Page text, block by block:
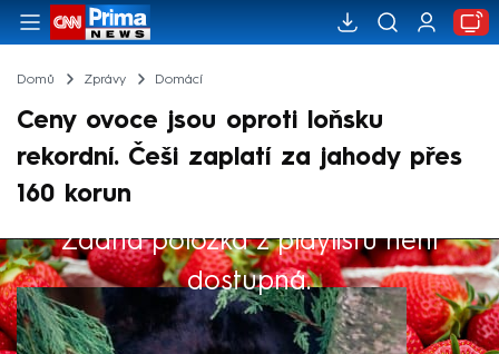
Domů Zprávy Domácí
Ceny ovoce jsou oproti loňsku
rekordní. Češi zaplatí za jahody přes
160 korun
Žádná položka z playlistu není
dostupná.
Výběr redakce